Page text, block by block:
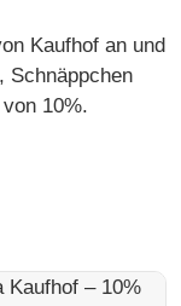
Kaufhof an und
Schnäppchen
10%.